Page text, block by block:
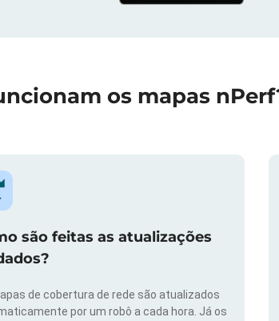
os mapas
são feitas as atualizações
de cobertura de rede são atualizados
por um robô a cada hora. Já os